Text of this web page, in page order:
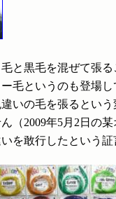
と黒毛を混ぜて張る
毛というのも登場
いの毛を張るとい
（2009年5月2日の
を敢行したという証